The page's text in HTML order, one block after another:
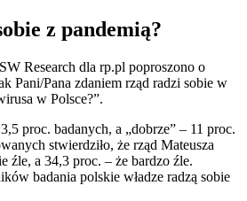
z pandemią?
Research dla rp.pl poproszono o
Pani/Pana zdaniem rząd radzi sobie w
w Polsce?”.
proc. badanych, a „dobrze” – 11 proc.
stwierdziło, że rząd Mateusza
źle, a 34,3 proc. – że bardzo źle.
badania polskie władze radzą sobie